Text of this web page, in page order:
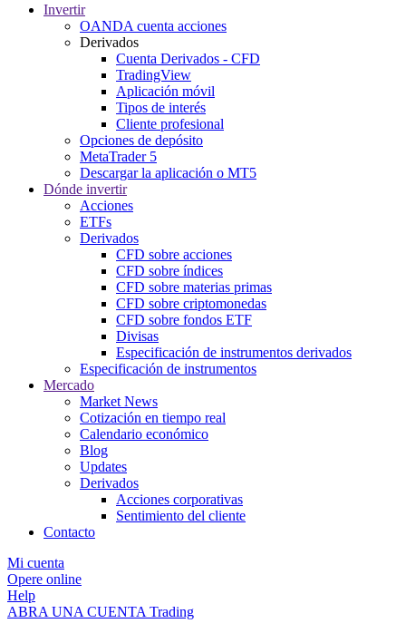
Invertir
OANDA cuenta acciones
Derivados
Cuenta Derivados - CFD
TradingView
Aplicación móvil
Tipos de interés
Cliente profesional
Opciones de depósito
MetaTrader 5
Descargar la aplicación o MT5
Dónde invertir
Acciones
ETFs
Derivados
CFD sobre acciones
CFD sobre índices
CFD sobre materias primas
CFD sobre criptomonedas
CFD sobre fondos ETF
Divisas
Especificación de instrumentos derivados
Especificación de instrumentos
Mercado
Market News
Cotización en tiempo real
Calendario económico
Blog
Updates
Derivados
Acciones corporativas
Sentimiento del cliente
Contacto
Mi cuenta
Opere online
Help
ABRA UNA CUENTA Trading